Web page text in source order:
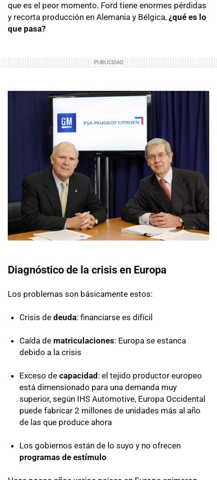
que es el peor momento. Ford tiene enormes pérdidas
y recorta producción en Alemania y Bélgica, ¿qué es lo
que pasa?
Diagnóstico de la crisis en Europa
Los problemas son básicamente estos:
Crisis de deuda: financiarse es difícil
Caída de matriculaciones: Europa se estanca
debido a la crisis
Exceso de capacidad : el tejido productor europeo
está dimensionado para una demanda muy
superior, según IHS Automotive, Europa Occidental
puede fabricar 2 millones de unidades más al año
de las que produce ahora
Los gobiernos están de lo suyo y no ofrecen
programas de estímulo